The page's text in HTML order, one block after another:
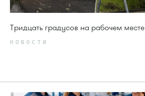
Тридцать градусов на рабочем месте
НОВОСТИ